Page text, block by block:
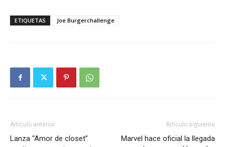
ETIQUETAS Joe Burgerchallenge
Artículo anterior
Lanza “Amor de closet”
Artículo siguiente
Marvel hace oficial la llegada